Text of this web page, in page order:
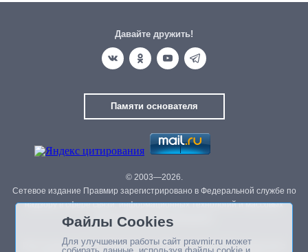
Давайте дружить!
Памяти основателя
© 2003—2026.
Сетевое издание Правмир зарегистрировано в Федеральной службе по
надзору в сфере связи, информационных технологий и массовых
коммуникаций (Роскомнадзор).
Реестровая запись ЭЛ № ФС 77 – 85438 от 13.06.2023 г. (внесение
Файлы Cookies
Для улучшения работы сайт pravmir.ru может